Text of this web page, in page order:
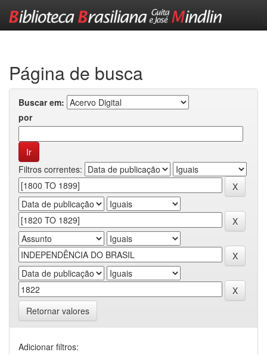
Página de busca
Buscar em:
por
Filtros correntes:
Retornar valores
Adicionar filtros: